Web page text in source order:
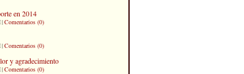
en 2014
|Comentarios (0)
|Comentarios (0)
y agradecimiento
|Comentarios (0)